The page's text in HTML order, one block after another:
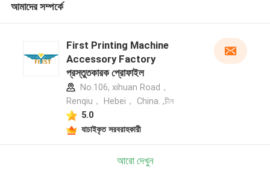
আমাদের সম্পর্কে
First Printing Machine
Accessory Factory
প্রস্তুতকারক প্রোফাইল
No.106, xihuan Road，
Renqiu， Hebei， China. ,চীন
5.0
যাচাইকৃত সরবরাহকারী
আরো দেখুন